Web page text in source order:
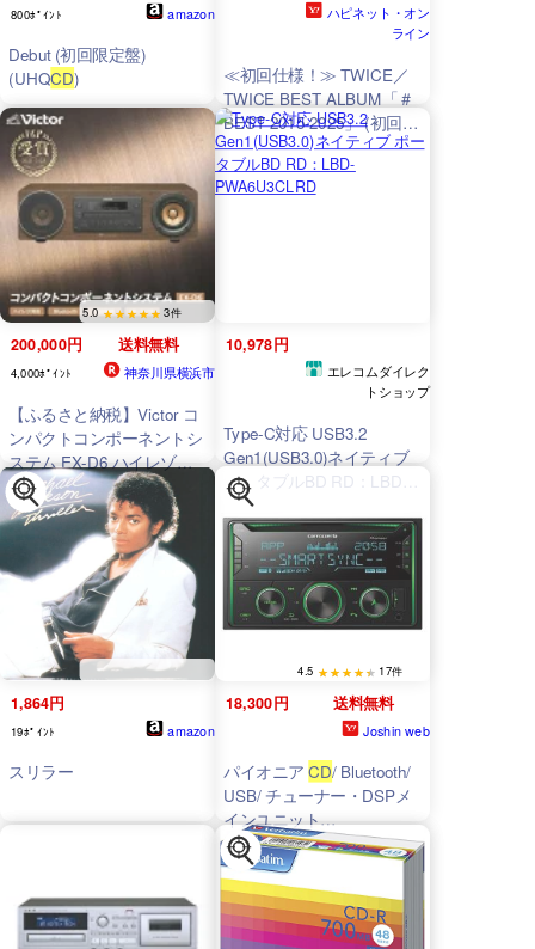
800ﾎﾟｲﾝﾄ amazon
Debut (初回限定盤)
(UHQCD)
ハピネット・オン
ライン
≪初回仕様！≫ TWICE／
TWICE BEST ALBUM「＃
BEST 2015-2025」 (初回限
定) 【CD+Blu-ray】
200,000円 送料無料
4,000ﾎﾟｲﾝﾄ 神奈川県横浜市
5.0 3件
【ふるさと納税】Victor コ
ンパクトコンポーネントシ
ステム EX-D6 ハイレゾ
BluetoothCDラジオ USB
端子 ワイヤレス再生 ウッ
ドコーン スピーカー 高音
質 横浜 神奈川
10,978円
エレコムダイレク
トショップ
Type-C対応 USB3.2
Gen1(USB3.0)ネイティブ
ポータブルBD RD：LBD-
PWA6U3CLRD
1,864円
19ﾎﾟｲﾝﾄ amazon
スリラー
18,300円 送料無料
Joshin web
4.5 17件
パイオニアCD/ Bluetooth/
USB/ チューナー・DSPメ
インユニット
carrozzeria(カロッツェリ
ア) FH-4600 返品種別A